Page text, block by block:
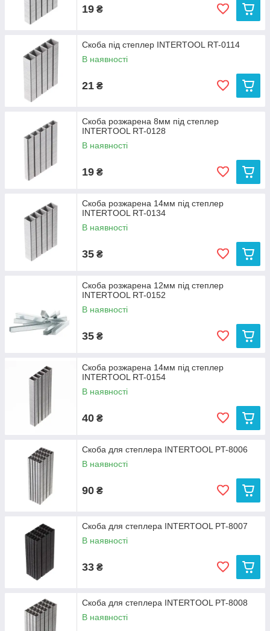
19 ₴
Скоба під степлер INTERTOOL RT-0114
В наявності
21 ₴
Скоба розжарена 8мм під степлер
INTERTOOL RT-0128
В наявності
19 ₴
Скоба розжарена 14мм під степлер
INTERTOOL RT-0134
В наявності
35 ₴
Скоба розжарена 12мм під степлер
INTERTOOL RT-0152
В наявності
35 ₴
Скоба розжарена 14мм під степлер
INTERTOOL RT-0154
В наявності
40 ₴
Скоба для степлера INTERTOOL PT-8006
В наявності
90 ₴
Скоба для степлера INTERTOOL PT-8007
В наявності
33 ₴
Скоба для степлера INTERTOOL PT-8008
В наявності